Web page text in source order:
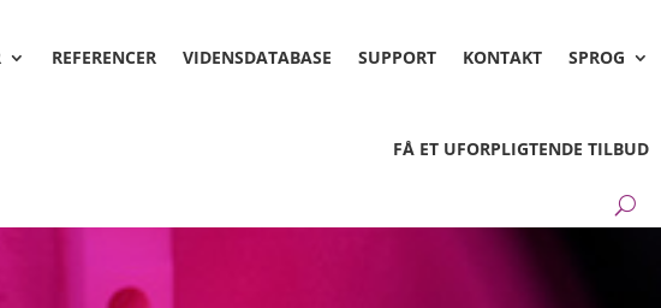
REFERENCER VIDENSDATABASE SUPPORT KONTAKT SPROG
FÅ ET UFORPLIGTENDE TILBUD